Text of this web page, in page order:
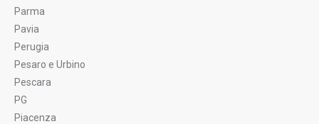
Parma
Pavia
Perugia
Pesaro e Urbino
Pescara
PG
Piacenza